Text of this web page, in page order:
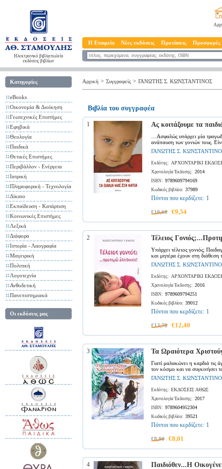
Ηλεκτρονικό βιβλιοπωλείο
εκδόσεις βιβλίων
Η Εταιρεία Νέες εκδόσεις Προτάσεις Προσφορές
Κατηγορίες
eBooks
Οικονομία & Διοίκηση
Γεωτεχνικές Επιστήμες
Εφηβικά
Θεολογία
Παιδικά
Θετικές Επιστήμες
Περιβάλλον - Ενέργεια
Ιατρική
Πληροφορική - Τεχνολογία
Δίκαιο
Εκπαίδευση - Κατάρτιση
Κοινωνικές Επιστήμες
Λεξικά
Διάφορα
Ιστορία - Λαογραφία
Μαγειρική
Πολιτική
Λογοτεχνία
Ανθοδετική
Πανεπιστημιακά
Οι εκδόσεις μας
Αρχική > Συγγραφείς > ΓΑΝΩΤΗΣ Σ. ΚΩΝΣΤΑΝΤΙΝΟΣ
Βιβλία του συγγραφέα
1 Ας κοιτάξουμε τα
…Ασφαλώς υπάρχει μία
ανάπαυση των γονιών τους.
ΓΑΝΩΤΗΣ Σ.
Εκδότης: ΑΡΧΟΝΤΑΡΙΚΙ
Χρονολογία Έκδοσης: 2014
ISBN: 9789609794169
Κωδικός βιβλίου: 37989
Πόντοι που κερδίζετε: 1
€10,60 €9,54
2 Τέλειος
Υπάρχει τέλειος γονιός;
και μητέρα έχουν στη διάθεση
ΓΑΝΩΤΗΣ Σ.
Εκδότης: ΑΡΧΟΝΤΑΡΙΚΙ
Χρονολογία Έκδοσης: 2016
ISBN: 9789609794251
Κωδικός βιβλίου: 39012
Πόντοι που κερδίζετε: 1
€13,78 €12,40
3 Τα Ωραιότερα
Γιατί μαλακώνει η καρδιά τις
τον κόσμο και να συγκινήσει
ΓΑΝΩΤΗΣ Σ.
Εκδότης: ΕΚΔΟΣΕΙΣ ΑΘΩΣ
Χρονολογία Έκδοσης: 2017
ISBN: 9789604952304
Κωδικός βιβλίου: 39521
Πόντοι που κερδίζετε: 1
€8,90 €8,01
4 Παιδιόθεν...Η